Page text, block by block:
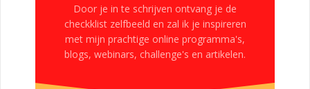
Door je in te schrijven ontvang je de
checkklist zelfbeeld en zal ik je inspireren
met mijn prachtige online programma's,
blogs, webinars, challenge's en artikelen.